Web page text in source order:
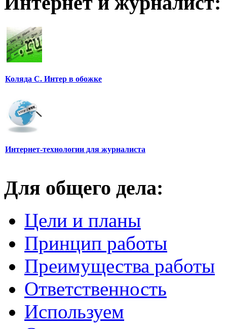
Коляда С. Интер в обожке
Интернет-технологии для журналиста
Для общего дела:
Цели и планы
Принцип работы
Преимущества работы
Ответственность
Используем